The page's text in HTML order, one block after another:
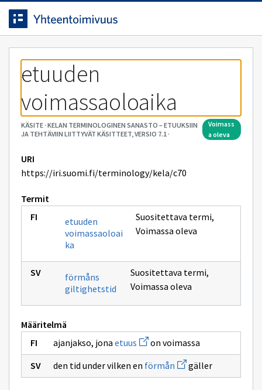
Siirrytty
sivulle
Siirry suoraan sisältöön.
etuuden
voimassaoloaika
KÄSITE· KELAN TERMINOLOGINEN SANASTO – ETUUKSIIN
JA TEHTÄVIIN LIITTYVÄT KÄSITTEET, VERSIO 7.1·
voimass
a oleva
URI
https://iri.suomi.fi/terminology/kela/c70
Termit
etuuden
voimassaoloai
ka
Suositettava termi,
Voimassa oleva
förmåns
giltighetstid
Suositettava termi,
Voimassa oleva
Määritelmä
ajanjakso, jona etuus Avaa
uuden
ikkunan
sivulle
etuus
on voimassa
den tid under vilken en förmån Avaa
uuden
ikkunan
gäller